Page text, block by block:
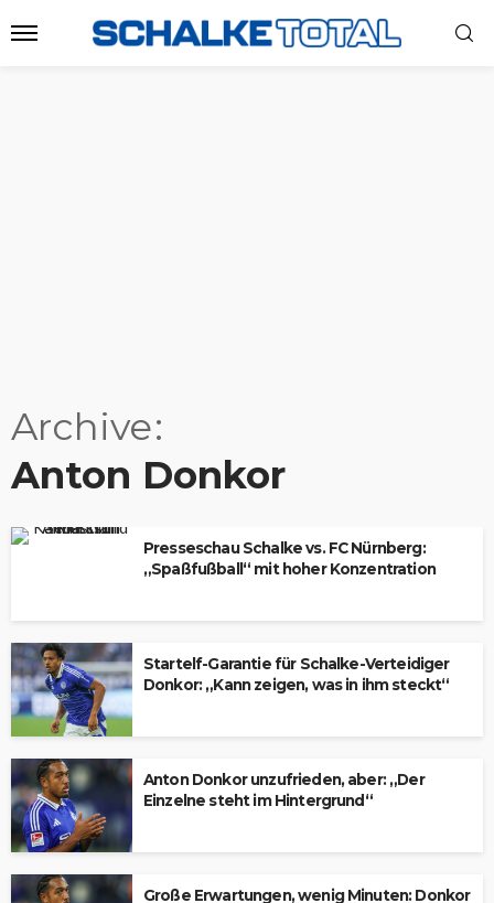
Archive
Anton Donkor
Presseschau Schalke vs. FC Nürnberg:
„Spaßfußball“ mit hoher Konzentration
Startelf-Garantie für Schalke-Verteidiger
Donkor: „Kann zeigen, was in ihm steckt“
Anton Donkor unzufrieden, aber: „Der
Einzelne steht im Hintergrund“
Große Erwartungen, wenig Minuten: Donkor